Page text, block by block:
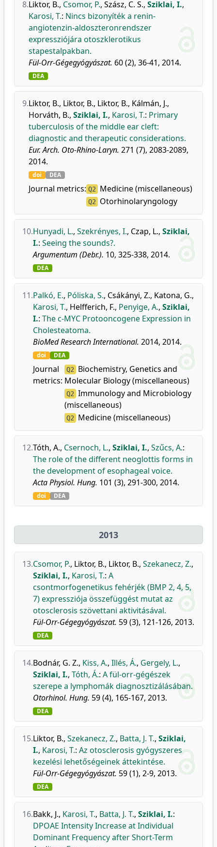
8.Liktor, B., Csomor, P., Szász, C. S., Sziklai, I.,
Karosi, T.: Nincs bizonyíték a renin-
angiotenzin-aldoszteronrendszer
expressziójára otoszklerotikus
stapestalpakban.
Fül-Orr-Gégegyógyászat. 60 (2), 36-41, 2014.
DEA
9.Liktor, B., Liktor, B., Liktor, B., Kálmán, J.,
Horváth, B., Sziklai, I., Karosi, T.: Primary
tuberculosis of the middle ear cleft:
diagnostic and therapeutic considerations.
Eur. Arch. Oto-Rhino-Laryn. 271 (7), 2083-2089,
2014.
doi DEA
Journal metrics: Q2 Medicine (miscellaneous)
Q2 Otorhinolaryngology
10.Hunyadi, L., Szekrényes, I., Czap, L., Sziklai,
I.: Seeing the sounds?.
Argumentum (Debr.). 10, 325-338, 2014.
DEA
11.Palkó, E., Póliska, S., Csákányi, Z., Katona, G.,
Karosi, T., Helfferich, F., Penyige, A., Sziklai,
I.: The c-MYC Protooncogene Expression in
Cholesteatoma.
BioMed Research International. 2014, 2014.
doi DEA
Journal
metrics:
Q2 Biochemistry, Genetics and
Molecular Biology (miscellaneous)
Q2 Immunology and Microbiology
(miscellaneous)
Q2 Medicine (miscellaneous)
12.Tóth, A., Csernoch, L., Sziklai, I., Szűcs, A.:
The role of the different neoglottis forms in
the development of esophageal voice.
Acta Physiol. Hung. 101 (3), 291-300, 2014.
doi DEA
2013
13.Csomor, P., Liktor, B., Liktor, B., Szekanecz, Z.,
Sziklai, I., Karosi, T.: A
csontmorfogenetikus fehérjék (BMP 2, 4, 5,
7) expressziója összefüggést mutat az
otosclerosis szövettani aktivitásával.
Fül-Orr-Gégegyógyászat. 59 (3), 121-126, 2013.
DEA
14.Bodnár, G. Z., Kiss, A., Illés, Á., Gergely, L.,
Sziklai, I., Tóth, Á.: A fül-orr-gégészek
szerepe a lymphomák diagnosztizálásában.
Otorhinol. Hung. 59 (4), 165-167, 2013.
DEA
15.Liktor, B., Szekanecz, Z., Batta, J. T., Sziklai,
I., Karosi, T.: Az otosclerosis gyógyszeres
kezelési lehetőségeinek áttekintése.
Fül-Orr-Gégegyógyászat. 59 (1), 2-9, 2013.
DEA
16.Bakk, J., Karosi, T., Batta, J. T., Sziklai, I.:
DPOAE Intensity Increase at Individual
Dominant Frequency after Short-Term